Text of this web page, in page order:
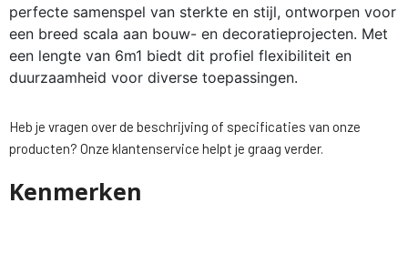
perfecte samenspel van sterkte en stijl, ontworpen voor
een breed scala aan bouw- en decoratieprojecten. Met
een lengte van 6m1 biedt dit profiel flexibiliteit en
duurzaamheid voor diverse toepassingen.
Heb je vragen over de beschrijving of specificaties van onze
producten? Onze klantenservice helpt je graag verder.
Kenmerken